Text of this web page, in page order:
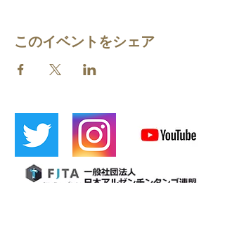
このイベントをシェア